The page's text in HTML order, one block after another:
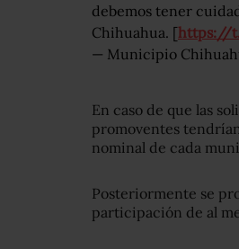
debemos tener
Chihuahua. [https://
— Municipio
En caso de que las
promoventes
nominal de cada
Posteriormente se
participación de al